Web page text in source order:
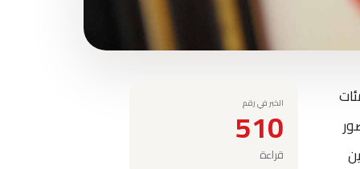
الخبر في رقم
510
قراءة